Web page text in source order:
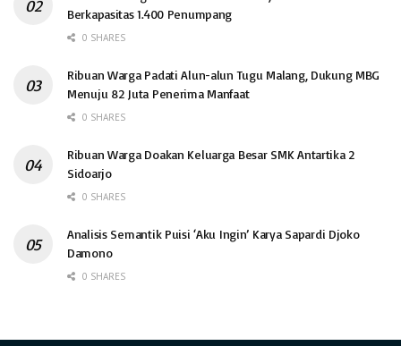
Berkapasitas 1.400 Penumpang
0 SHARES
Ribuan Warga Padati Alun-alun Tugu Malang, Dukung MBG
Menuju 82 Juta Penerima Manfaat
0 SHARES
Ribuan Warga Doakan Keluarga Besar SMK Antartika 2
Sidoarjo
0 SHARES
Analisis Semantik Puisi ‘Aku Ingin’ Karya Sapardi Djoko
Damono
0 SHARES